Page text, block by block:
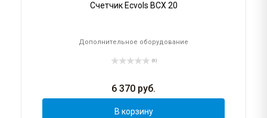
Счетчик Ecvols ВСХ 20
Дополнительное оборудование
(0)
6 370 руб.
В корзину